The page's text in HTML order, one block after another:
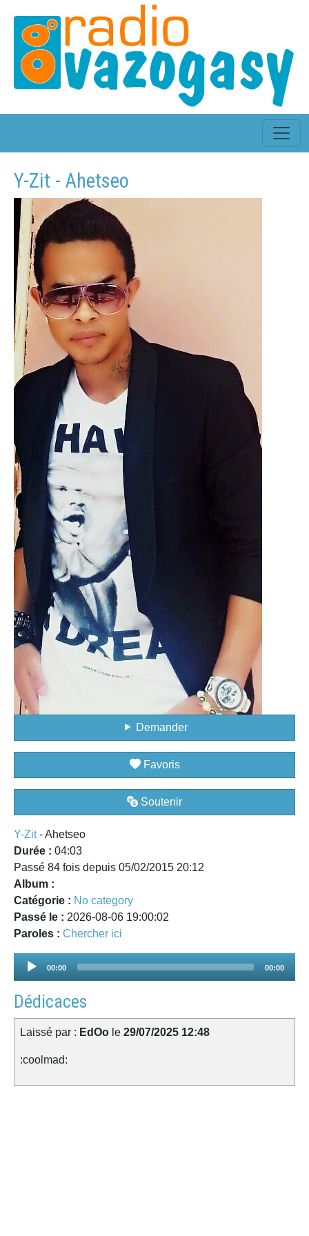
Y-Zit - Ahetseo
Demander
Favoris
Soutenir
Y-Zit- Ahetseo
Durée : 04:03
Passé 84 fois depuis 05/02/2015 20:12
Album :
Catégorie : No category
Passé le : 2026-08-06 19:00:02
Paroles : Chercher ici
Audio
00:00 00:00
Dédicaces
Laissé par : EdOo le 29/07/2025 12:48
:coolmad: